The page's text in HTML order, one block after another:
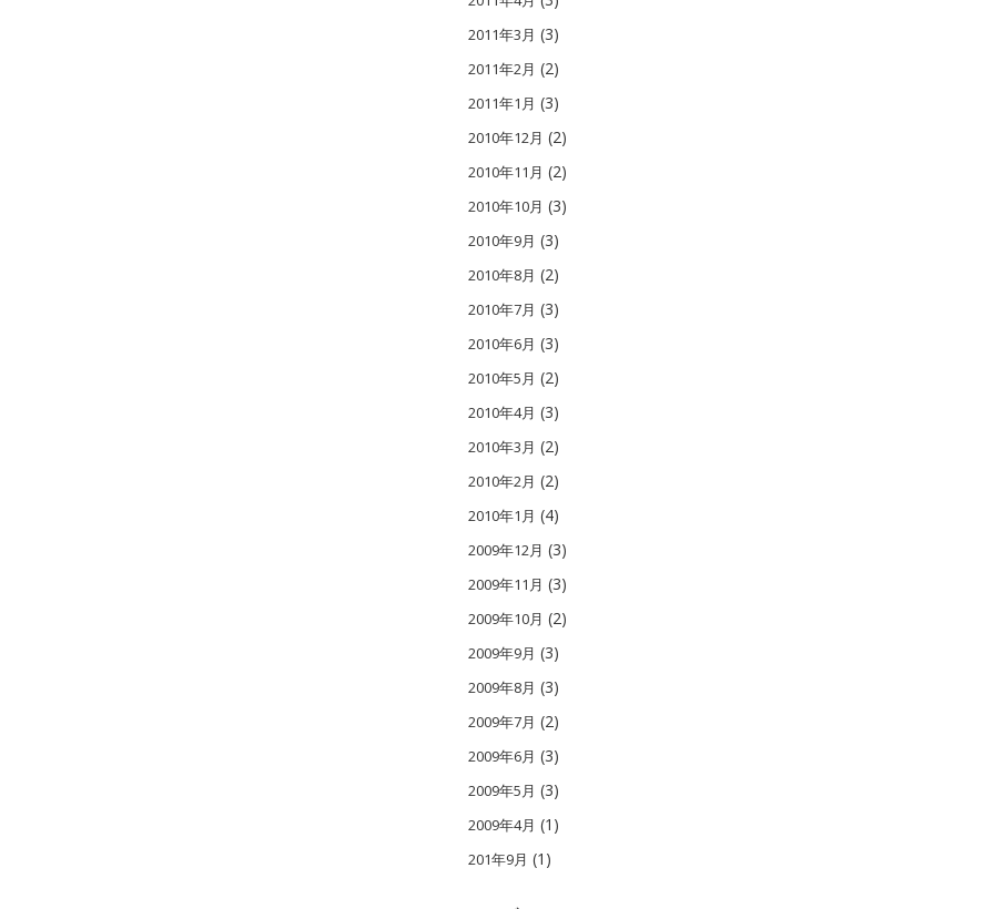
2011年3月 (3)
2011年2月 (2)
2011年1月 (3)
2010年12月 (2)
2010年11月 (2)
2010年10月 (3)
2010年9月 (3)
2010年8月 (2)
2010年7月 (3)
2010年6月 (3)
2010年5月 (2)
2010年4月 (3)
2010年3月 (2)
2010年2月 (2)
2010年1月 (4)
2009年12月 (3)
2009年11月 (3)
2009年10月 (2)
2009年9月 (3)
2009年8月 (3)
2009年7月 (2)
2009年6月 (3)
2009年5月 (3)
2009年4月 (1)
201年9月 (1)